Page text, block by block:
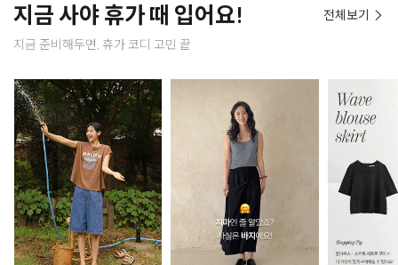
지금 사야 휴가 때 입어요!
지금 준비해두면, 휴가 코디 고민 끝
전체보기